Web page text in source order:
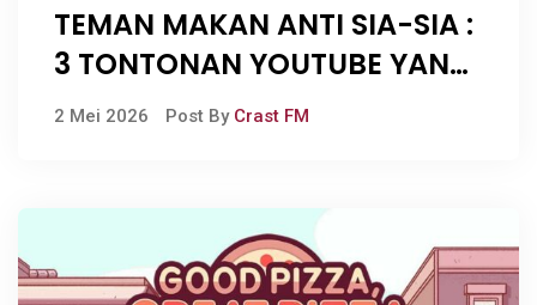
TEMAN MAKAN ANTI SIA-SIA :
3 TONTONAN YOUTUBE YANG
BUAT KAMU MAKIN PINTAR!
2 Mei 2026 Post By Crast FM